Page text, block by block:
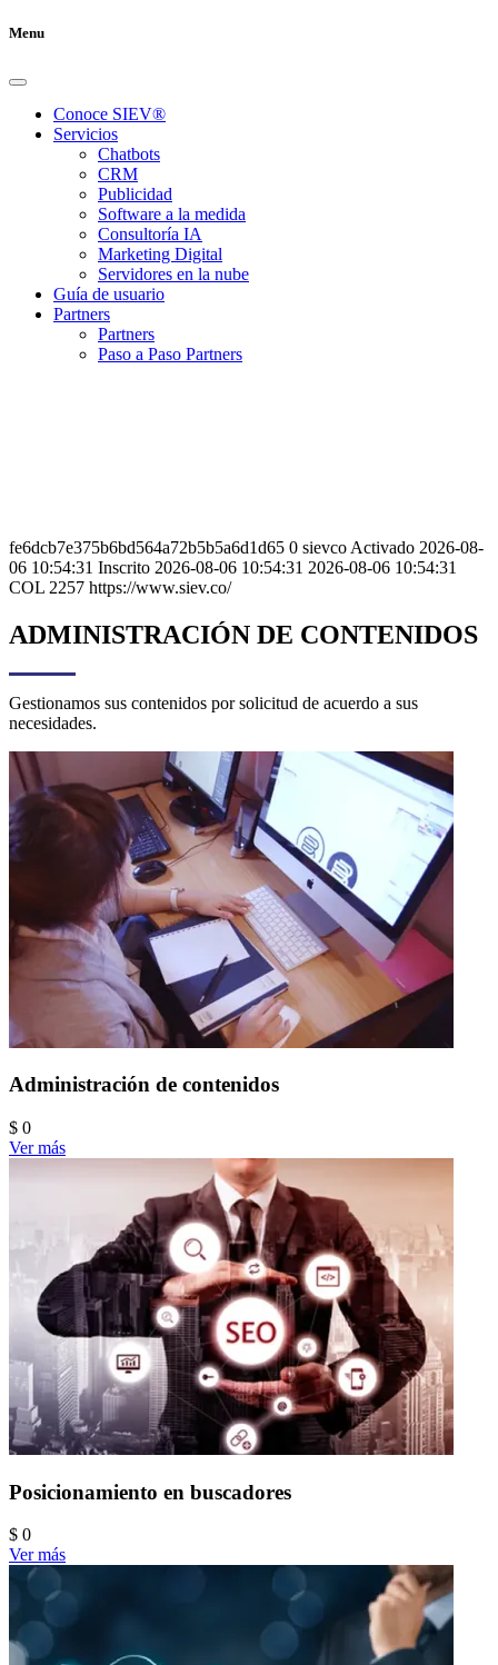
Menu
Conoce SIEV®
Servicios
Chatbots
CRM
Publicidad
Software a la medida
Consultoría IA
Marketing Digital
Servidores en la nube
Guía de usuario
Partners
Partners
Paso a Paso Partners
fe6dcb7e375b6bd564a72b5b5a6d1d65 0 sievco Activado 2026-08-
06 10:54:31 Inscrito 2026-08-06 10:54:31 2026-08-06 10:54:31
COL 2257 https://www.siev.co/
ADMINISTRACIÓN DE CONTENIDOS
Gestionamos sus contenidos por solicitud de acuerdo a sus
necesidades.
Administración de contenidos
$ 0
Ver más
Posicionamiento en buscadores
$ 0
Ver más